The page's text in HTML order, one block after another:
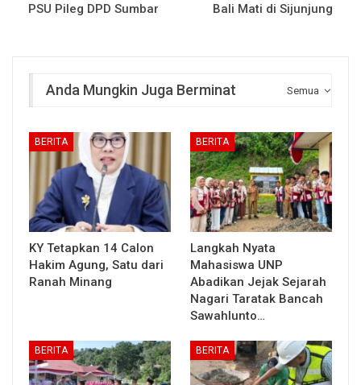
PSU Pileg DPD Sumbar
Bali Mati di Sijunjung
Semua
Anda Mungkin Juga Berminat
BERITA
KY Tetapkan 14 Calon
Hakim Agung, Satu dari
Ranah Minang
BERITA
Langkah Nyata
Mahasiswa UNP
Abadikan Jejak Sejarah
Nagari Taratak Bancah
Sawahlunto…
BERITA BERITA